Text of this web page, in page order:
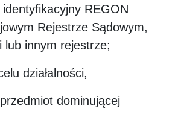
REGON
Rejestrze Sądowym,
lub innym rejestrze;
działalności,
dominującej